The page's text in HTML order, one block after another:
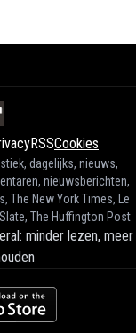
RSSCookies
dagelijks, nieuws,
nieuwsberichten,
The New York Times, Le
The Huffington Post
minder lezen, meer